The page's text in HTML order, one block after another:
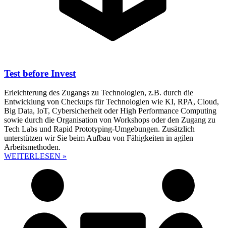
Test before Invest
Erleichterung des Zugangs zu Technologien, z.B. durch die
Entwicklung von Checkups für Technologien wie KI, RPA, Cloud,
Big Data, IoT, Cybersicherheit oder High Performance Computing
sowie durch die Organisation von Workshops oder den Zugang zu
Tech Labs und Rapid Prototyping-Umgebungen. Zusätzlich
unterstützen wir Sie beim Aufbau von Fähigkeiten in agilen
Arbeitsmethoden.
WEITERLESEN »